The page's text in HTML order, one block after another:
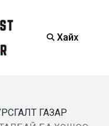
Хайх
ГАЗАР